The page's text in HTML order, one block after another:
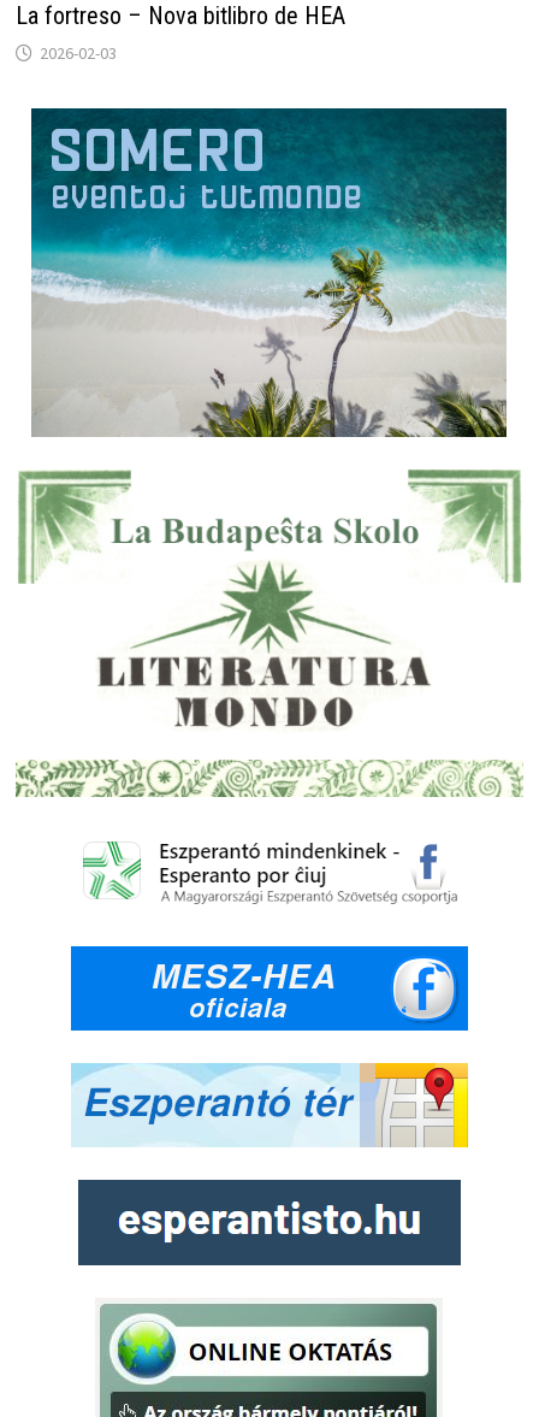
La fortreso – Nova bitlibro de HEA
2026-02-03